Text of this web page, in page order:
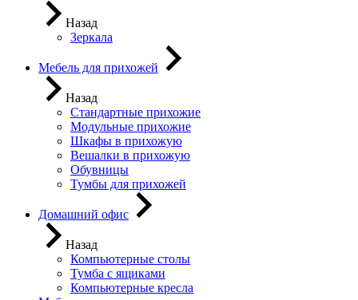
Назад
Зеркала
Мебель для прихожей
Назад
Стандартные прихожие
Модульные прихожие
Шкафы в прихожую
Вешалки в прихожую
Обувницы
Тумбы для прихожей
Домашний офис
Назад
Компьютерные столы
Тумба с ящиками
Компьютерные кресла